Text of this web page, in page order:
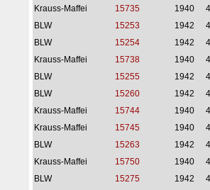
Krauss-Maffei
15735 1940
BLW
15253 1942
BLW
15254 1942
Krauss-Maffei
15738 1940
BLW
15255 1942
BLW
15260 1942
Krauss-Maffei
15744 1940
Krauss-Maffei
15745 1940
BLW
15263 1942
Krauss-Maffei
15750 1940
BLW
15275 1942